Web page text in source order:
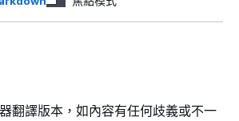
翻譯版本，如內容有任何歧義或不一